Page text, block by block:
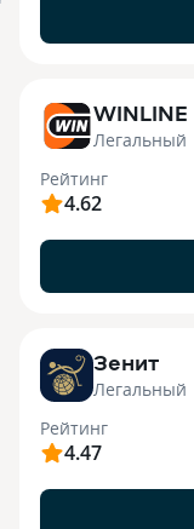
WINLINE
Легальный
Рейтинг
4.62
Зенит
Легальный
Рейтинг
4.47